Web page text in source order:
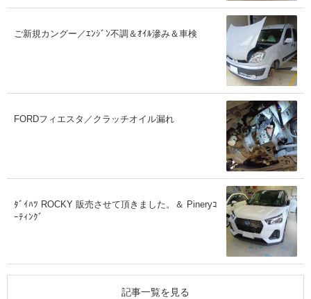
ご新規カングー／ｴﾝｼﾞﾝ不調＆ｵｲﾙ滲み＆車検
FORDフィエスタ／クラッチオイル漏れ
ﾀﾞｲﾊﾂ ROCKY 販売させて頂きました。＆ Pineryｺ
ｰﾃｨﾝｸﾞ
記事一覧を見る